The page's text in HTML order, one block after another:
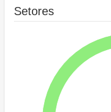
Setores